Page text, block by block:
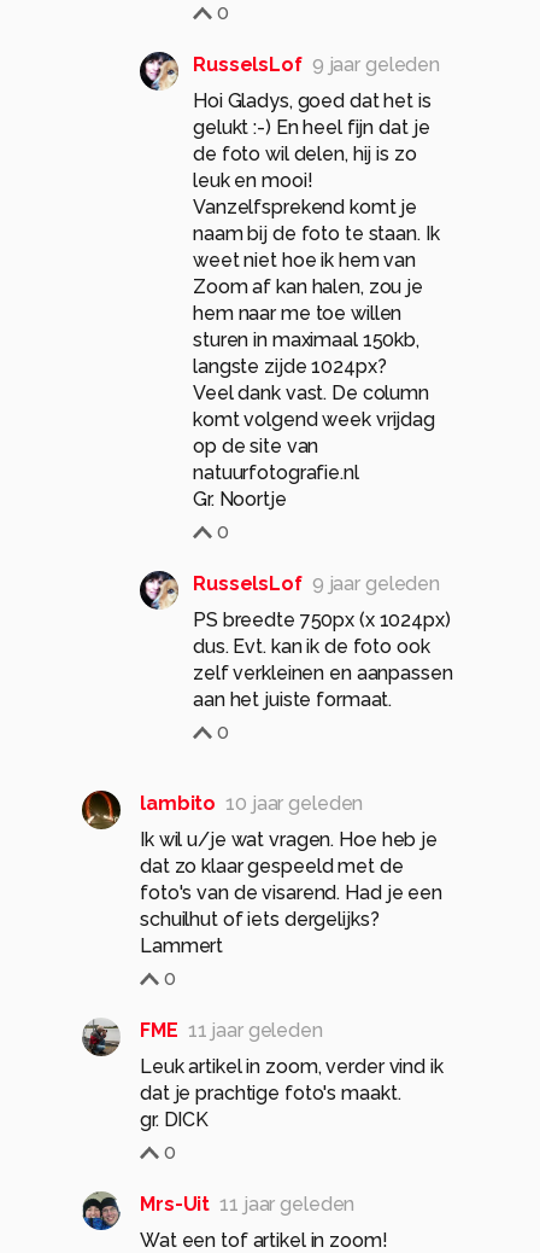
0
RusselsLof 9 jaar geleden
Hoi Gladys, goed dat het is
gelukt :-) En heel fijn dat je
de foto wil delen, hij is zo
leuk en mooi!
Vanzelfsprekend komt je
naam bij de foto te staan. Ik
weet niet hoe ik hem van
Zoom af kan halen, zou je
hem naar me toe willen
sturen in maximaal 150kb,
langste zijde 1024px?
Veel dank vast. De column
komt volgend week vrijdag
op de site van
natuurfotografie.nl
Gr. Noortje
0
RusselsLof 9 jaar geleden
PS breedte 750px (x 1024px)
dus. Evt. kan ik de foto ook
zelf verkleinen en aanpassen
aan het juiste formaat.
0
lambito 10 jaar geleden
Ik wil u/je wat vragen. Hoe heb je
dat zo klaar gespeeld met de
foto's van de visarend. Had je een
schuilhut of iets dergelijks?
Lammert
0
FME 11 jaar geleden
Leuk artikel in zoom, verder vind ik
dat je prachtige foto's maakt.
gr. DICK
0
Mrs-Uit 11 jaar geleden
Wat een tof artikel in zoom!